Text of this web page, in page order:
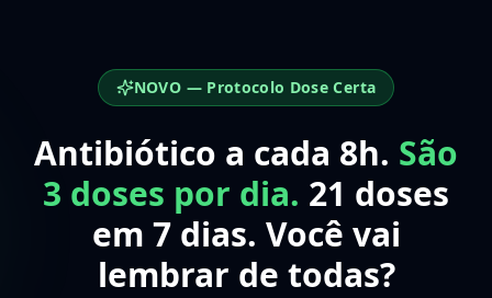
NOVO — Protocolo Dose Certa
Antibiótico a cada 8h. São
3 doses por dia. 21 doses
em 7 dias. Você vai
lembrar de todas?